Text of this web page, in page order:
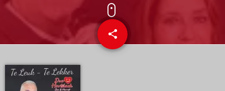
share
email